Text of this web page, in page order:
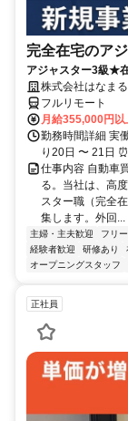
完全在宅のア
アジャスター3級★
株式会社はなまる
フルリモート
月給355,000円以
勤務時間詳細 実
り20日 〜 21日
仕事内容 自動車
る。当社は、高
スター職（完全
集します。外回...
主婦・主夫歓迎 フリ
経験者歓迎
研修あり
オープニングスタッフ
正社員